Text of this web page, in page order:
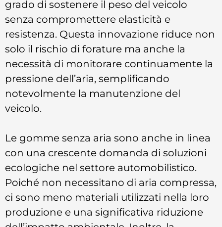
grado di sostenere il peso del veicolo
senza compromettere elasticità e
resistenza. Questa innovazione riduce non
solo il rischio di forature ma anche la
necessità di monitorare continuamente la
pressione dell’aria, semplificando
notevolmente la manutenzione del
veicolo.
Le gomme senza aria sono anche in linea
con una crescente domanda di soluzioni
ecologiche nel settore automobilistico.
Poiché non necessitano di aria compressa,
ci sono meno materiali utilizzati nella loro
produzione e una significativa riduzione